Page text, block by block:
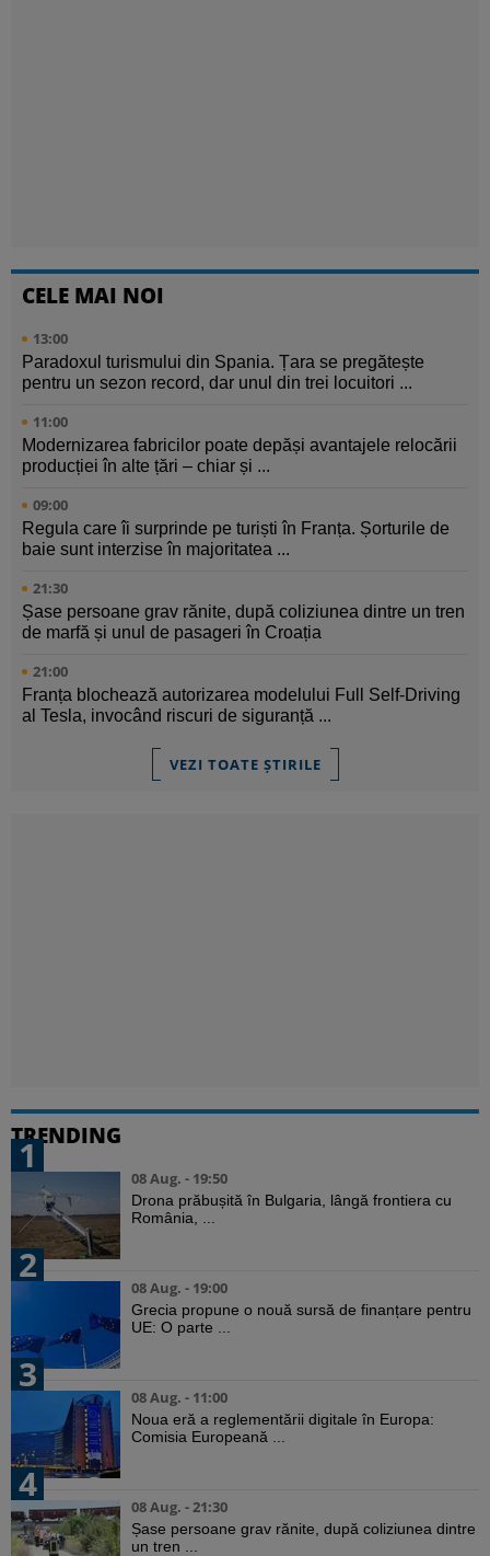
CELE MAI NOI
13:00
Paradoxul turismului din Spania. Țara se pregătește
pentru un sezon record, dar unul din trei locuitori ...
11:00
Modernizarea fabricilor poate depăși avantajele relocării
producției în alte țări – chiar și ...
09:00
Regula care îi surprinde pe turiști în Franța. Șorturile de
baie sunt interzise în majoritatea ...
21:30
Șase persoane grav rănite, după coliziunea dintre un tren
de marfă și unul de pasageri în Croația
21:00
Franța blochează autorizarea modelului Full Self-Driving
al Tesla, invocând riscuri de siguranță ...
VEZI TOATE ȘTIRILE
TRENDING
1
08 Aug. - 19:50
Drona prăbușită în Bulgaria, lângă frontiera cu
România, ...
2
08 Aug. - 19:00
Grecia propune o nouă sursă de finanțare pentru
UE: O parte ...
3
08 Aug. - 11:00
Noua eră a reglementării digitale în Europa:
Comisia Europeană ...
4
08 Aug. - 21:30
Șase persoane grav rănite, după coliziunea dintre
un tren ...